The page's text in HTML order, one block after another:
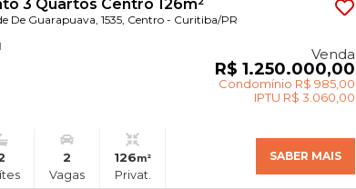
3 Quartos Centro 126m²
De Guarapuava, 1535, Centro - Curitiba/PR
Venda
R$ 1.250.000,00
Condomínio R$ 985,00
IPTU R$ 3.060,00
2
Vagas
126m²
Privat.
SABER MAIS